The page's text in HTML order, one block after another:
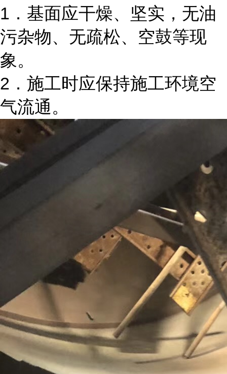
1．基面应干燥、坚实，无油
污杂物、无疏松、空鼓等现
象。
2．施工时应保持施工环境空
气流通。